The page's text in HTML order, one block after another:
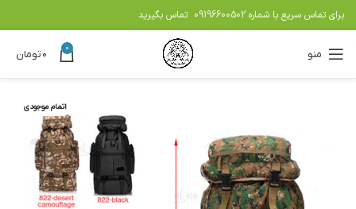
برای تماس سریع با شماره 09196600502 تماس بگیرید
منو 0 ۰تومان
اتمام موجودی